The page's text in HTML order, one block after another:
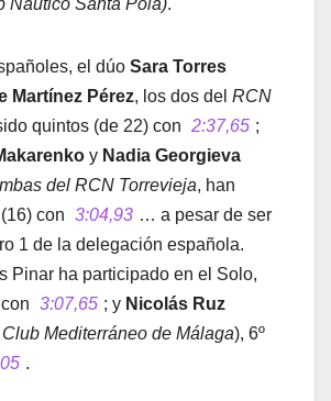
el dúo Sara Torres
Martínez Pérez, los dos del RCN
quintos (de 22) con 2:37,65 ;
y Nadia Georgieva
del RCN Torrevieja, han
con 3:04,93 … a pesar de ser
1 de la delegación española.
Pinar ha participado en el Solo,
3:07,65 ; y Nicolás Ruz
Mediterráneo de Málaga), 6º
.